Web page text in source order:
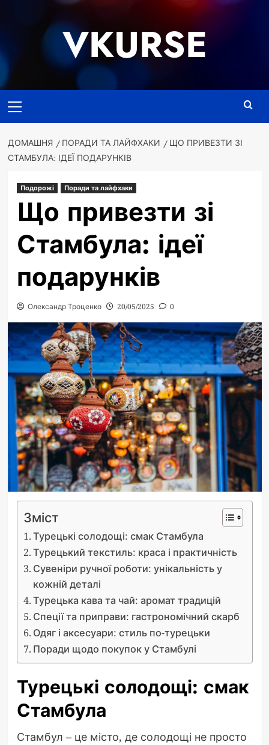
VKURSE
меню
ДОМАШНЯ ПОРАДИ ТА ЛАЙФХАКИ
ЩО ПРИВЕЗТИ ЗІ
СТАМБУЛА: ІДЕЇ ПОДАРУНКІВ
Подорожі Поради та лайфхаки
Що привезти зі
Стамбула: ідеї
подарунків
Олександр Троценко 20/05/2025 0
Зміст
Турецькі солодощі: смак Стамбула
Турецький текстиль: краса і практичність
Сувеніри ручної роботи: унікальність у
кожній деталі
Турецька кава та чай: аромат традицій
Спеції та приправи: гастрономічний скарб
Одяг і аксесуари: стиль по-турецьки
Поради щодо покупок у Стамбулі
Турецькі солодощі: смак
Стамбула
Стамбул – це місто, де солодощі не просто